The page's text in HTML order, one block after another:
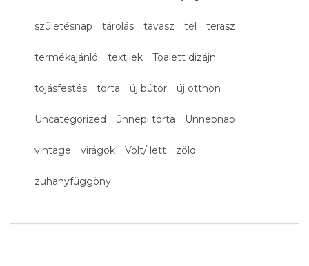
születésnap tárolás tavasz tél terasz
termékajánló textilek Toalett dizájn
tojásfestés torta új bútor új otthon
Uncategorized ünnepi torta Ünnepnap
vintage virágok Volt/ lett zöld
zuhanyfüggöny